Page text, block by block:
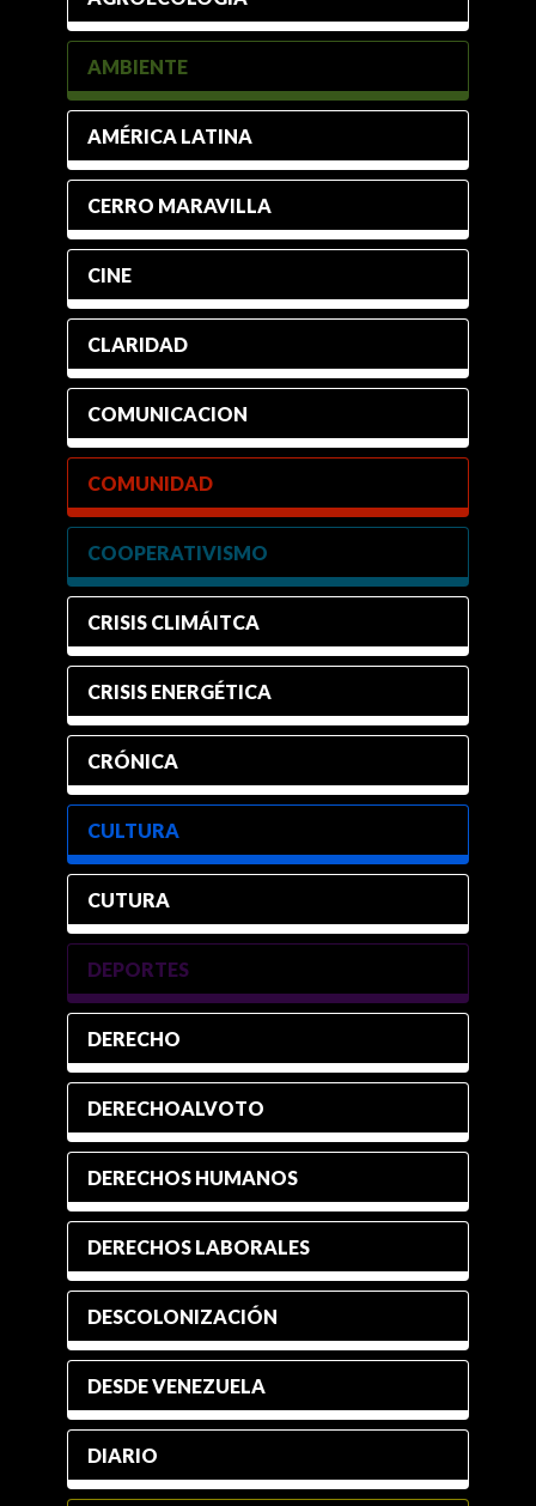
AMBIENTE
AMÉRICA LATINA
CERRO MARAVILLA
CINE
CLARIDAD
COMUNICACION
COMUNIDAD
COOPERATIVISMO
CRISIS CLIMÁITCA
CRISIS ENERGÉTICA
CRÓNICA
CULTURA
CUTURA
DEPORTES
DERECHO
DERECHOALVOTO
DERECHOS HUMANOS
DERECHOS LABORALES
DESCOLONIZACIÓN
DESDE VENEZUELA
DIARIO